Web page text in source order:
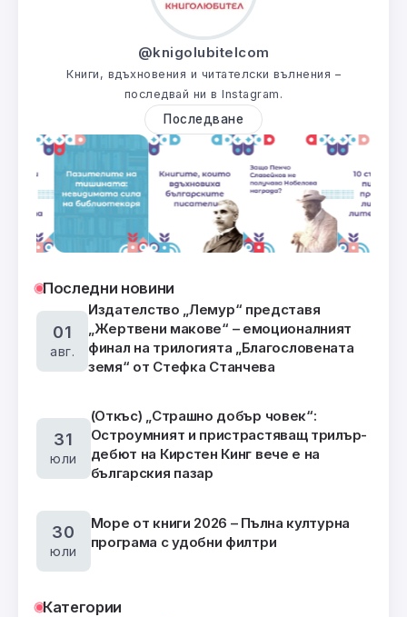
@knigolubitelcom
Книги, вдъхновения и читателски вълнения –
последвай ни в Instagram.
Последване
Последни новини
01
авг.
Издателство „Лемур“ представя
„Жертвени макове“ – емоционалният
финал на трилогията „Благословената
земя“ от Стефка Станчева
31
юли
(Откъс) „Страшно добър човек“:
Остроумният и пристрастяващ трилър-
дебют на Кирстен Кинг вече е на
българския пазар
30
юли
Море от книги 2026 – Пълна културна
програма с удобни филтри
Категории